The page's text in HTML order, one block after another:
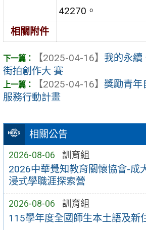
相關公告
2026-08-06 訓育組
2026中華覺知教育關懷協會-成
浸式學職涯探索營
2026-08-06 訓育組
115學年度全國師生本土語及新
42270。
相關附件
【2025-04-16】 我的永續
街拍創作大 賽
【2025-04-16】 獎勵青年
服務行動計畫